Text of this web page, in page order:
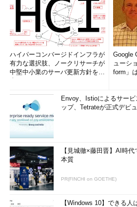
ハイパーコンバージドインフラが
有力な選択肢、ノークリサーチが
中堅中小業のサーバ更新方針を調
Google
ューシ
form」
Envoy、Istioによるサー
ップ、Tetrateが正式デビ
【見城徹×藤田晋】AI時
本質
PR(FINCHI on GOETHE)
【Windows 10】できる